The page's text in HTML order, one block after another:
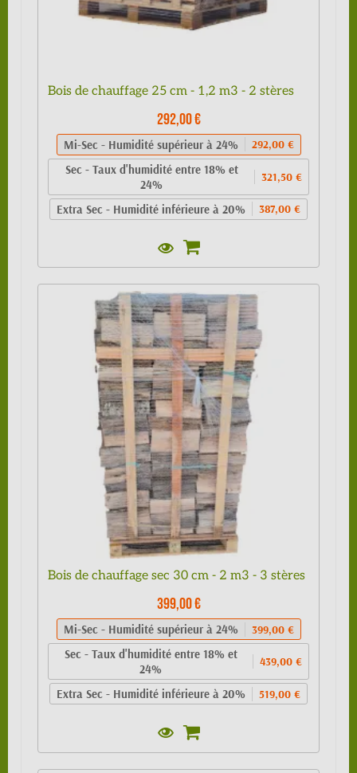
Bois de chauffage 25 cm - 1,2 m3 - 2 stères
292,00 €
Mi-Sec - Humidité supérieur à 24% 292,00 €
Sec - Taux d'humidité entre 18% et
24%
321,50 €
Extra Sec - Humidité inférieure à 20% 387,00 €
Bois de chauffage sec 30 cm - 2 m3 - 3 stères
399,00 €
Mi-Sec - Humidité supérieur à 24% 399,00 €
Sec - Taux d'humidité entre 18% et
24%
439,00 €
Extra Sec - Humidité inférieure à 20% 519,00 €